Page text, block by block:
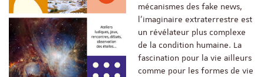
mécanismes des fake news,
l’imaginaire extraterrestre est
un révélateur plus complexe
de la condition humaine. La
fascination pour la vie ailleurs
comme pour les formes de vie